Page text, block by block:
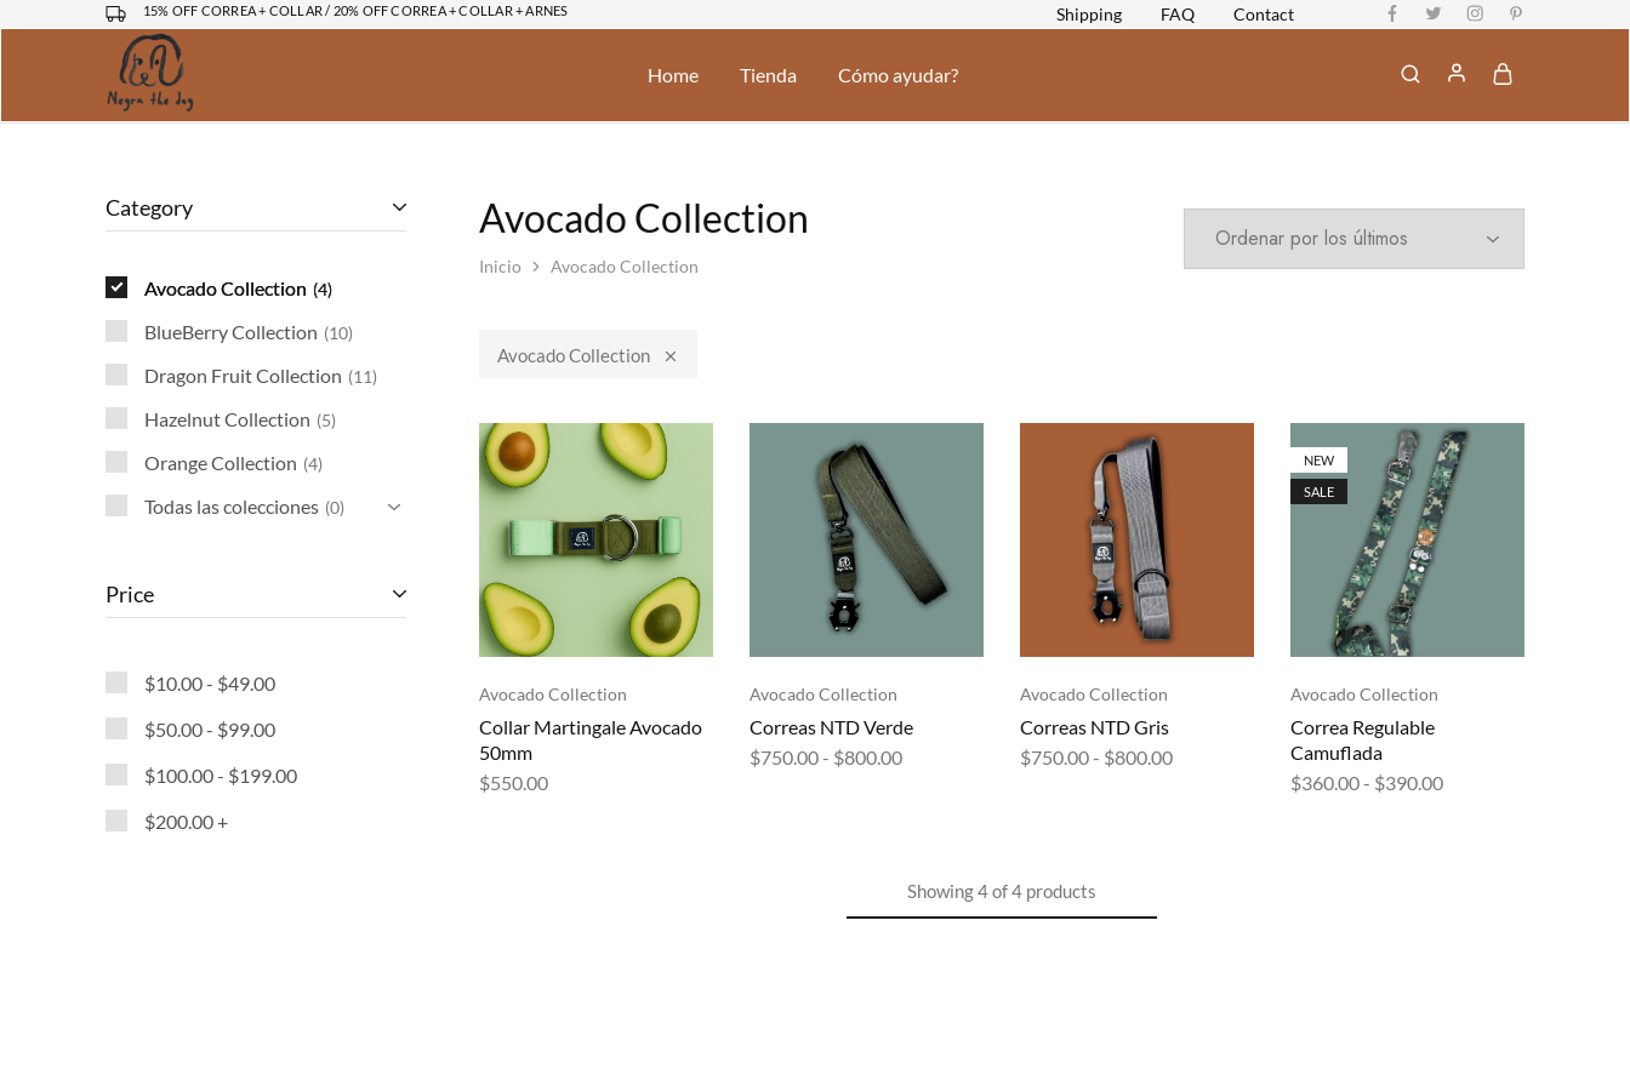
15% OFF CORREA + COLLAR / 20% OFF CORREA + COLLAR + ARNES Shipping FAQ Contact
Negra
The
Dog
Rescatamos
y
ayudamos
de
la
calle
Mexico
Home Tienda Cómo ayudar?
Avocado Collection
Inicio Avocado Collection
Avocado Collection
Avocado Collection
Collar Martingale Avocado
50mm
$550.00
Avocado Collection
Correas NTD Verde
$750.00- $800.00
Avocado Collection
Correas NTD Gris
$750.00- $800.00
NEW
SALE
Avocado Collection
Correa Regulable
Camuflada
$360.00- $390.00
Showing4of4 products
Category
Avocado Collection 4
BlueBerry Collection 10
Dragon Fruit Collection 11
Hazelnut Collection 5
Orange Collection 4
Todas las colecciones 0
Price
$10.00- $49.00
$50.00- $99.00
$100.00- $199.00
$200.00+